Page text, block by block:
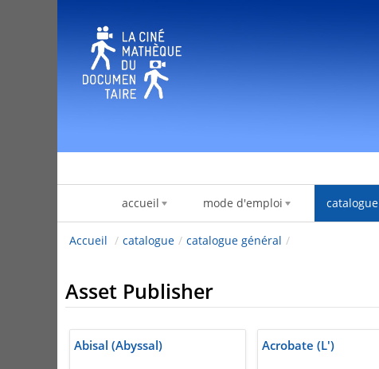
accueil mode d'emploi catalogue
Accueil / catalogue / catalogue général /
Asset Publisher
Abisal (Abyssal) Acrobate (L')